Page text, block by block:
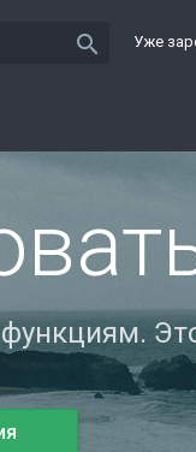
Уже
search